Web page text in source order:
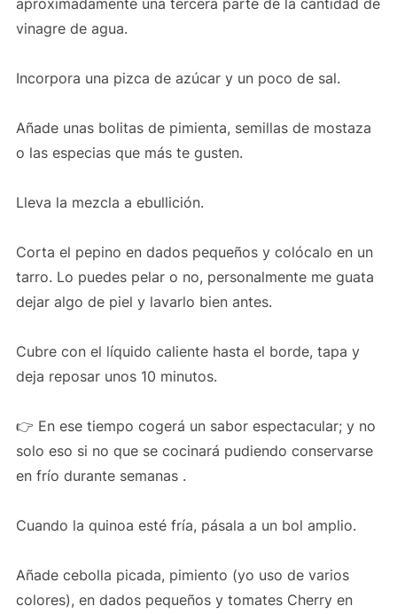
vinagre de agua.
Incorpora una pizca de azúcar y un poco de sal.
Añade unas bolitas de pimienta, semillas de mostaza
o las especias que más te gusten.
Lleva la mezcla a ebullición.
Corta el pepino en dados pequeños y colócalo en un
tarro. Lo puedes pelar o no, personalmente me guata
dejar algo de piel y lavarlo bien antes.
Cubre con el líquido caliente hasta el borde, tapa y
deja reposar unos 10 minutos.
👉 En ese tiempo cogerá un sabor espectacular; y no
solo eso si no que se cocinará pudiendo conservarse
en frío durante semanas .
Cuando la quinoa esté fría, pásala a un bol amplio.
Añade cebolla picada, pimiento (yo uso de varios
colores), en dados pequeños y tomates Cherry en